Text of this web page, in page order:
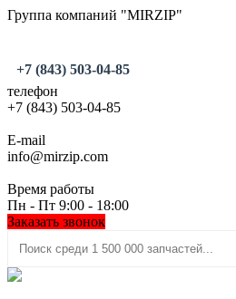
Группа компаний "MIRZIP"
+7 (843) 503-04-85
телефон
+7 (843) 503-04-85
E-mail
info@mirzip.com
Время работы
Пн - Пт 9:00 - 18:00
Заказать звонок